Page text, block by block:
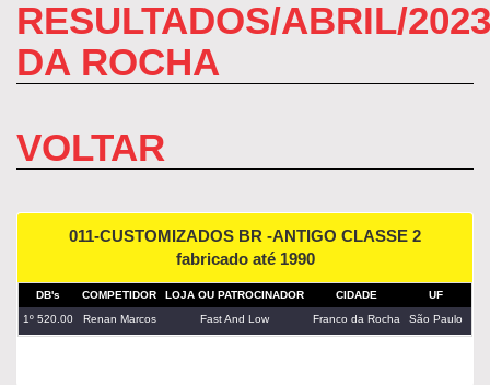
RESULTADOS/ABRIL/
DA ROCHA
VOLTAR
011-CUSTOMIZADOS BR -ANTIGO CLASSE 2
fabricado até 1990
DB's COMPETIDOR LOJA OU PATROCINADOR CIDADE UF
1º 520.00
Renan Marcos Fast And Low Franco da Rocha São Paulo